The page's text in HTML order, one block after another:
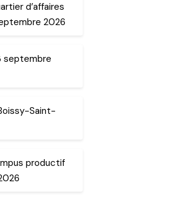
d’affaires
2026
septembre
Saint-
productif